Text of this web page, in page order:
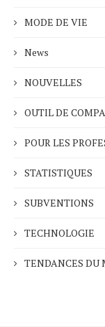
MODE DE VIE
News
NOUVELLES
OUTIL DE
POUR LES
STATISTIQUES
SUBVENTIONS
TECHNOLOGIE
TENDANCES DU